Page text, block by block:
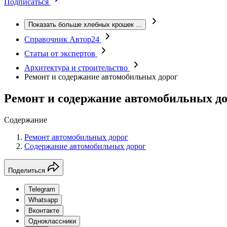
Подписаться
Показать больше хлебных крошек ...
Справочник Автор24
Статьи от экспертов
Архитектура и строительство
Ремонт и содержание автомобильных дорог
Ремонт и содержание автомобильных
Содержание
Ремонт автомобильных дорог
Содержание автомобильных дорог
Поделиться
Telegram
Whatsapp
Вконтакте
Одноклассники